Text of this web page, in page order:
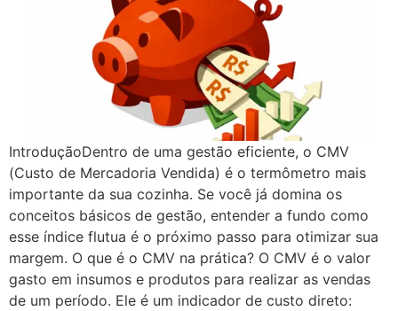
IntroduçãoDentro de uma gestão eficiente, o CMV
(Custo de Mercadoria Vendida) é o termômetro mais
importante da sua cozinha. Se você já domina os
conceitos básicos de gestão, entender a fundo como
esse índice flutua é o próximo passo para otimizar sua
margem. O que é o CMV na prática? O CMV é o valor
gasto em insumos e produtos para realizar as vendas
de um período. Ele é um indicador de custo direto: